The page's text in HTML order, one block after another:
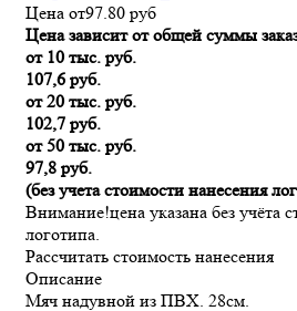
Цена от97.80 руб
Цена зависит от общей суммы
от 10 тыс. руб.
107,6 руб.
от 20 тыс. руб.
102,7 руб.
от 50 тыс. руб.
97,8 руб.
(без учета стоимости нанесения
Внимание!цена указана без учёта
логотипа.
Рассчитать стоимость нанесения
Описание
Мяч надувной из ПВХ. 28см.